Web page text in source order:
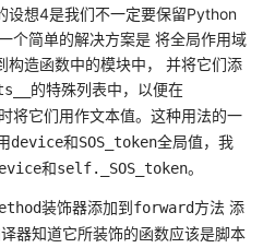
设想4是我们不一定要保留Python
个简单的解决方案是 将全局作用域
构造函数中的模块中， 并将它们添
的特殊列表中，以便在
将它们用作文本值。 这种用法的一
device和SOS_token全局值，我
和self._SOS_token。
装饰器添加到forward方法 添
器知道它所装饰的函数应该是脚本